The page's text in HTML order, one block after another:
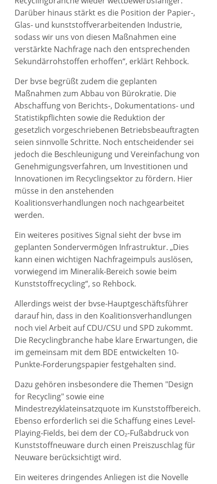
Darüber hinaus stärkt es die Position der Papier-,
Glas- und kunststoffverarbeitenden Industrie,
sodass wir uns von diesen Maßnahmen eine
verstärkte Nachfrage nach den entsprechenden
Sekundärrohstoffen erhoffen“, erklärt Rehbock.
Der bvse begrüßt zudem die geplanten
Maßnahmen zum Abbau von Bürokratie. Die
Abschaffung von Berichts-, Dokumentations- und
Statistikpflichten sowie die Reduktion der
gesetzlich vorgeschriebenen Betriebsbeauftragten
seien sinnvolle Schritte. Noch entscheidender sei
jedoch die Beschleunigung und Vereinfachung von
Genehmigungsverfahren, um Investitionen und
Innovationen im Recyclingsektor zu fördern. Hier
müsse in den anstehenden
Koalitionsverhandlungen noch nachgearbeitet
werden.
Ein weiteres positives Signal sieht der bvse im
geplanten Sondervermögen Infrastruktur. „Dies
kann einen wichtigen Nachfrageimpuls auslösen,
vorwiegend im Mineralik-Bereich sowie beim
Kunststoffrecycling“, so Rehbock.
Allerdings weist der bvse-Hauptgeschäftsführer
darauf hin, dass in den Koalitionsverhandlungen
noch viel Arbeit auf CDU/CSU und SPD zukommt.
Die Recyclingbranche habe klare Erwartungen, die
im gemeinsam mit dem BDE entwickelten 10-
Punkte-Forderungspapier festgehalten sind.
Dazu gehören insbesondere die Themen "Design
for Recycling" sowie eine
Mindestrezyklateinsatzquote im Kunststoffbereich.
Ebenso erforderlich sei die Schaffung eines Level-
Playing-Fields, bei dem der CO₂-Fußabdruck von
Kunststoffneuware durch einen Preiszuschlag für
Neuware berücksichtigt wird.
Ein weiteres dringendes Anliegen ist die Novelle